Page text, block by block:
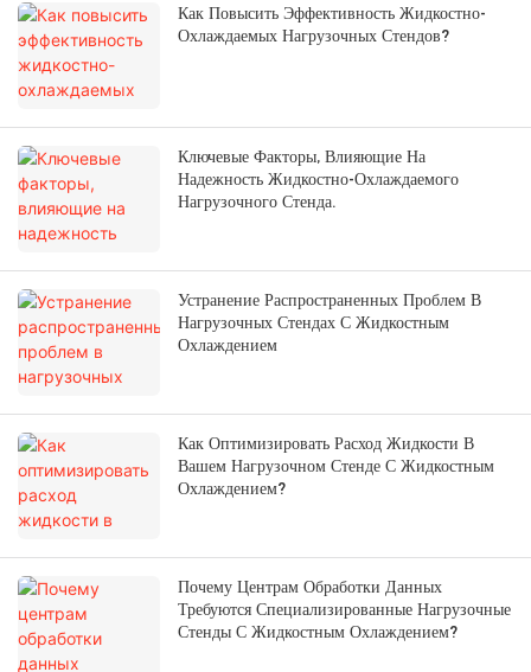
Как Повысить Эффективность Жидкостно-
Охлаждаемых Нагрузочных Стендов?
Ключевые Факторы, Влияющие На
Надежность Жидкостно-Охлаждаемого
Нагрузочного Стенда.
Устранение Распространенных Проблем В
Нагрузочных Стендах С Жидкостным
Охлаждением
Как Оптимизировать Расход Жидкости В
Вашем Нагрузочном Стенде С Жидкостным
Охлаждением?
Почему Центрам Обработки Данных
Требуются Специализированные Нагрузочные
Стенды С Жидкостным Охлаждением?